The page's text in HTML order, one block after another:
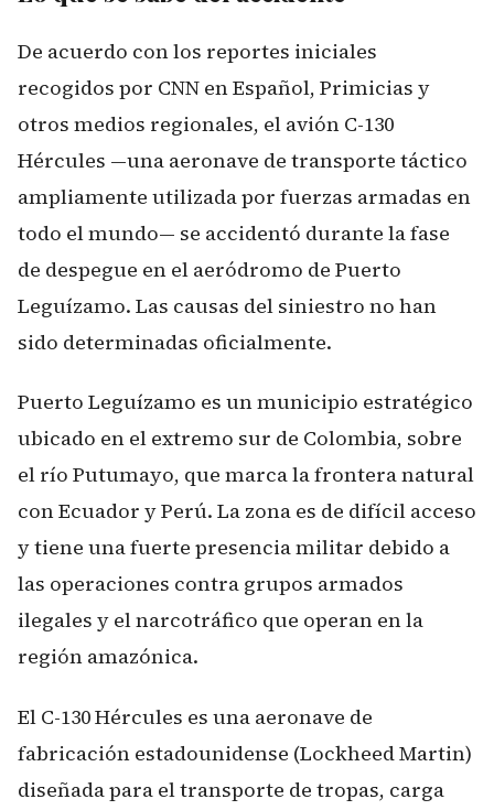
De acuerdo con los reportes iniciales
recogidos por CNN en Español, Primicias y
otros medios regionales, el avión C-130
Hércules —una aeronave de transporte táctico
ampliamente utilizada por fuerzas armadas en
todo el mundo— se accidentó durante la fase
de despegue en el aeródromo de Puerto
Leguízamo. Las causas del siniestro no han
sido determinadas oficialmente.
Puerto Leguízamo es un municipio estratégico
ubicado en el extremo sur de Colombia, sobre
el río Putumayo, que marca la frontera natural
con Ecuador y Perú. La zona es de difícil acceso
y tiene una fuerte presencia militar debido a
las operaciones contra grupos armados
ilegales y el narcotráfico que operan en la
región amazónica.
El C-130 Hércules es una aeronave de
fabricación estadounidense (Lockheed Martin)
diseñada para el transporte de tropas, carga